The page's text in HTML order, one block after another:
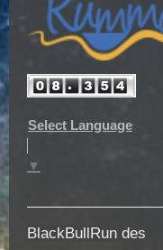
Select Language
▼
BlackBullRun des